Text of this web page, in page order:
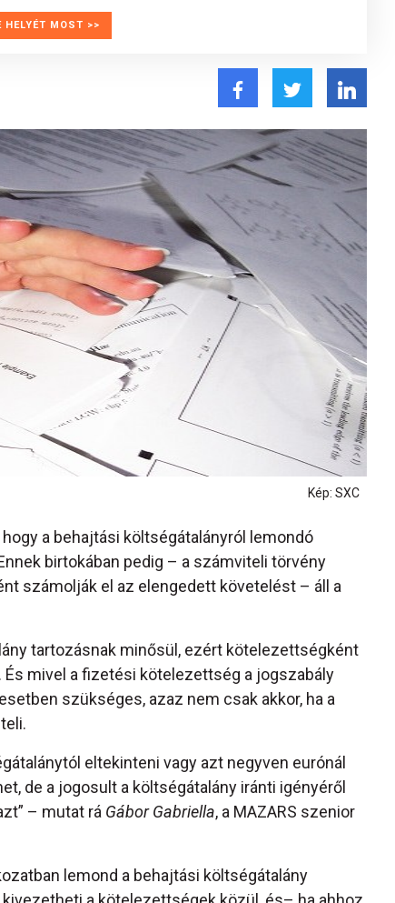
HELYÉT MOST >>
Kép: SXC
a behajtási költségátalányról lemondó
birtokában pedig – a számviteli törvény
számolják el az elengedett követelést – áll a
tartozásnak minősül, ezért kötelezettségként
mivel a fizetési kötelezettség a jogszabály
szükséges, azaz nem csak akkor, ha a
eltekinteni vagy azt negyven eurónál
de a jogosult a költségátalány iránti igényéről
– mutat rá Gábor Gabriella, a MAZARS szenior
lemond a behajtási költségátalány